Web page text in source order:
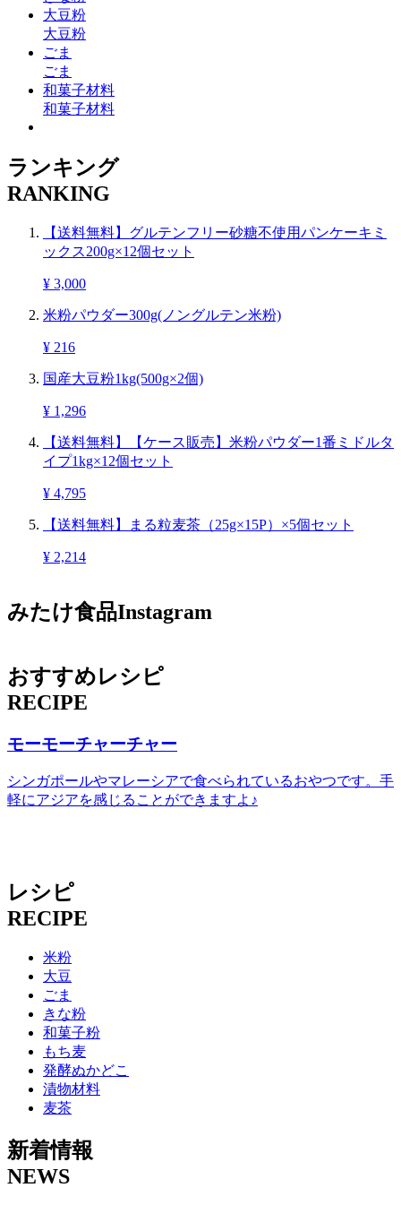
大豆粉
大豆粉
ごま
ごま
和菓子材料
和菓子材料
ランキング
RANKING
【送料無料】グルテンフリー砂糖不使用パンケーキミ
ックス200g×12個セット
¥ 3,000
米粉パウダー300g(ノングルテン米粉)
¥ 216
国産大豆粉1kg(500g×2個)
¥ 1,296
【送料無料】【ケース販売】米粉パウダー1番ミドルタ
イプ1kg×12個セット
¥ 4,795
【送料無料】まる粒麦茶（25g×15P）×5個セット
¥ 2,214
みたけ食品Instagram
おすすめレシピ
RECIPE
モーモーチャーチャー
シンガポールやマレーシアで食べられているおやつです。手
軽にアジアを感じることができますよ♪
レシピ
RECIPE
米粉
大豆
ごま
きな粉
和菓子粉
もち麦
発酵ぬかどこ
漬物材料
麦茶
新着情報
NEWS